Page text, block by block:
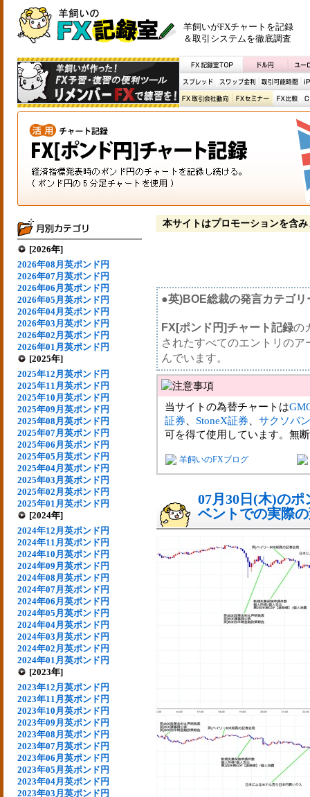
羊飼いがFXチャートを記録
＆取引システムを徹底調査
[2026年]
2026年08月英ポンド円
2026年07月英ポンド円
2026年06月英ポンド円
2026年05月英ポンド円
2026年04月英ポンド円
2026年03月英ポンド円
2026年02月英ポンド円
2026年01月英ポンド円
[2025年]
2025年12月英ポンド円
2025年11月英ポンド円
2025年10月英ポンド円
2025年09月英ポンド円
2025年08月英ポンド円
2025年07月英ポンド円
2025年06月英ポンド円
2025年05月英ポンド円
2025年04月英ポンド円
2025年03月英ポンド円
2025年02月英ポンド円
2025年01月英ポンド円
[2024年]
2024年12月英ポンド円
2024年11月英ポンド円
2024年10月英ポンド円
2024年09月英ポンド円
2024年08月英ポンド円
2024年07月英ポンド円
2024年06月英ポンド円
2024年05月英ポンド円
2024年04月英ポンド円
2024年03月英ポンド円
2024年02月英ポンド円
2024年01月英ポンド円
[2023年]
2023年12月英ポンド円
2023年11月英ポンド円
2023年10月英ポンド円
2023年09月英ポンド円
2023年08月英ポンド円
2023年07月英ポンド円
2023年06月英ポンド円
2023年05月英ポンド円
2023年04月英ポンド円
2023年03月英ポンド円
本サイトはプロモーションを含み
●英)BOE総裁の発言カテゴリ
FX[ポンド円]チャート記録の
されたすべてのエントリの
んでいます。
当サイトの為替チャートは
証券
StoneX証券
サクソバ
可を得て使用しています。無
羊飼いのFXブログ
07月30日(木)の
ベントでの実際